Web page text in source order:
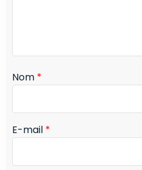
Nom *
E-mail *